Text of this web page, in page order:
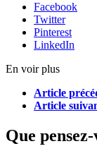
Facebook
Twitter
Pinterest
LinkedIn
En voir plus
Article
Article
Que